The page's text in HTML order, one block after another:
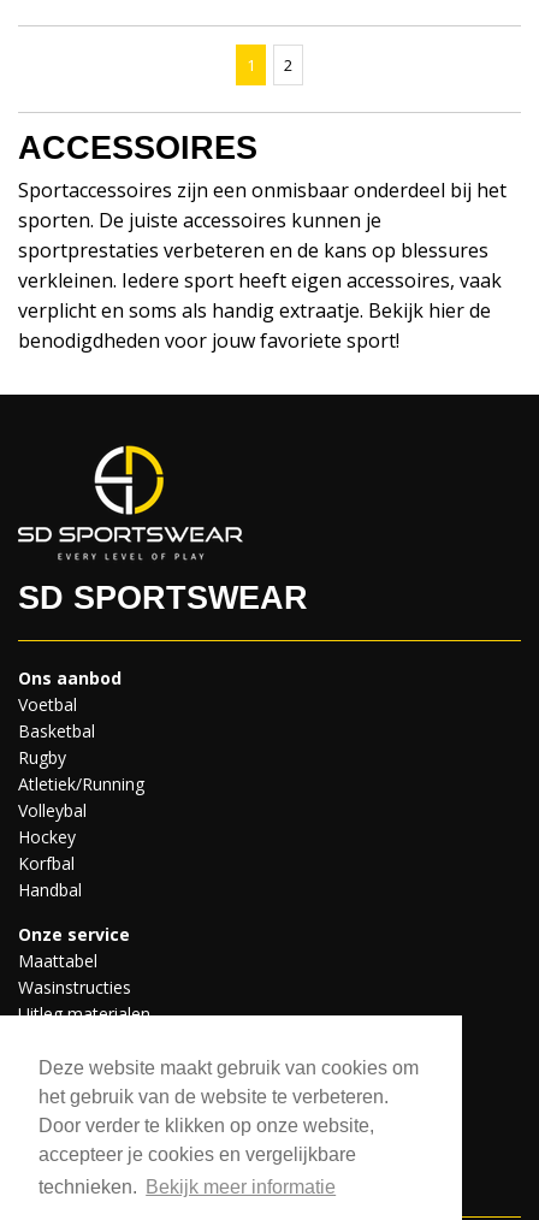
Deze website maakt gebruik van cookies om
het gebruik van de website te verbeteren.
Door verder te klikken op onze website,
accepteer je cookies en vergelijkbare
technieken.
Bekijk meer informatie
1 2
ACCESSOIRES
Sportaccessoires zijn een onmisbaar onderdeel bij het
sporten. De juiste accessoires kunnen je
sportprestaties verbeteren en de kans op blessures
verkleinen. Iedere sport heeft eigen accessoires, vaak
verplicht en soms als handig extraatje. Bekijk hier de
benodigdheden voor jouw favoriete sport!
SD SPORTSWEAR
Ons aanbod
Voetbal
Basketbal
Rugby
Atletiek/Running
Volleybal
Hockey
Korfbal
Handbal
Onze service
Maattabel
Wasinstructies
Uitleg materialen
Downloads
Volg ons